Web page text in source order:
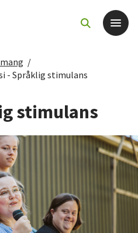
/
- Språklig stimulans
stimulans